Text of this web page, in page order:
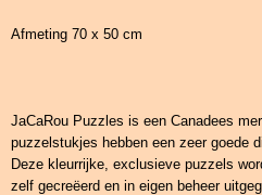
Afmeting 70 x 50 cm
JaCaRou Puzzles is een Canadees
puzzelstukjes hebben een zeer goede
Deze kleurrijke, exclusieve puzzels
zelf gecreëerd en in eigen beheer